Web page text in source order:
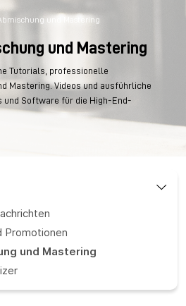
und Mastering
und Mastering
Tutorials, professionelle
Mastering. Videos und ausführliche
und Software für die High-End-
Promotionen
und Mastering